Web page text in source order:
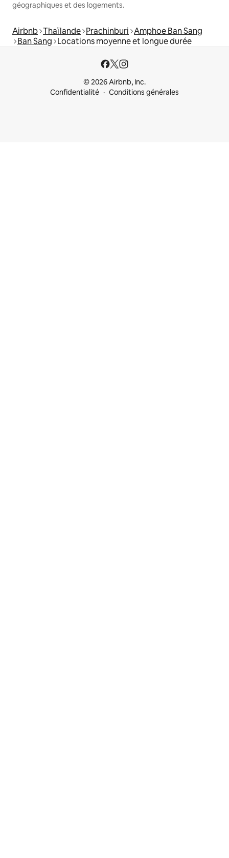
géographiques et des logements.
Airbnb Thaïlande Prachinburi Amphoe Ban Sang
Ban Sang Locations moyenne et longue durée
© 2026 Airbnb, Inc.
Confidentialité
Conditions générales